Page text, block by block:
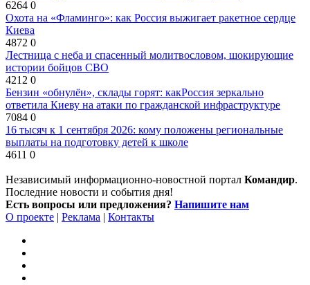
6264 0
Охота на «Фламинго»: как Россия выжигает ракетное сердце
Киева
4872 0
Лестница с неба и спасенный молитвословом, шокирующие
истории бойцов СВО
4212 0
Бензин «обнулён», склады горят: какРоссия зеркально
ответила Киеву на атаки по гражданской инфраструктуре
7084 0
16 тысяч к 1 сентября 2026: кому положены региональные
выплаты на подготовку детей к школе
4611 0
Независимый информационно-новостной портал Командир.
Последние новости и события дня!
Есть вопросы или предложения? Напишите нам
О проекте | Реклама | Контакты